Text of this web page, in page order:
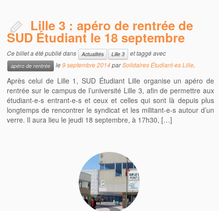
Lille 3 : apéro de rentrée de
SUD Étudiant le 18 septembre
Ce billet a été publié dans Actualités Lille 3 et taggé avec
apéro de rentrée le9 septembre 2014parSolidaires Étudiant-es Lille.
Après celui de Lille 1, SUD Étudiant Lille organise un apéro de
rentrée sur le campus de l’université Lille 3, afin de permettre aux
étudiant-e-s entrant-e-s et ceux et celles qui sont là depuis plus
longtemps de rencontrer le syndicat et les militant-e-s autour d’un
verre. Il aura lieu le jeudi 18 septembre, à 17h30, […]